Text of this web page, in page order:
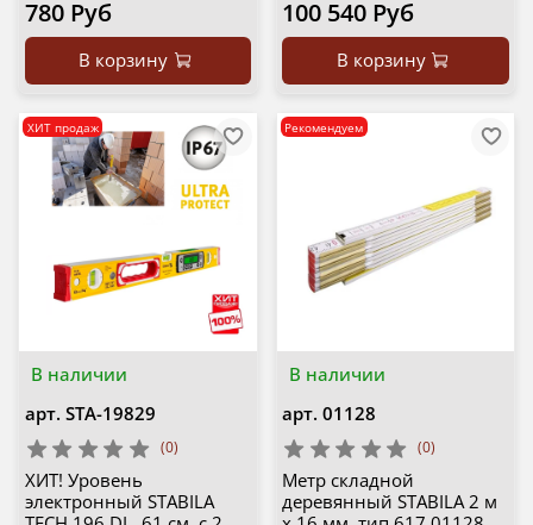
780 Руб
В корзину
100 540 Руб
В корзину
В наличии
ХИТ продаж
арт. STA-19829
(0)
ХИТ! Уровень
электронный STABILA
В наличии
Рекомендуем
арт. 01128
(0)
Метр складной
деревянный STABILA 2 м